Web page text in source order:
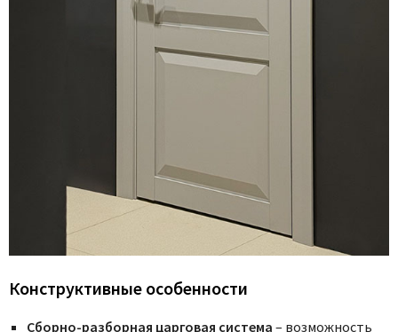
Конструктивные особенности
Сборно-разборная царговая система – возможность